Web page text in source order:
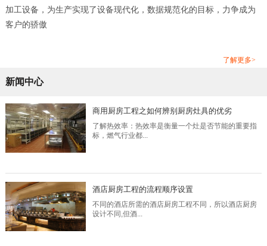
加工设备，为生产实现了设备现代化，数据规范化的目标，力争成为
客户的骄傲
了解更多>
新闻中心
商用厨房工程之如何辨别厨房灶具的优劣
了解热效率：热效率是衡量一个灶是否节能的重要指
标，燃气行业都...
酒店厨房工程的流程顺序设置
不同的酒店所需的酒店厨房工程不同，所以酒店厨房
设计不同,但酒...